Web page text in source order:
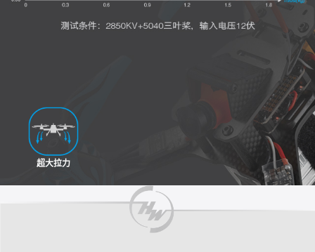
超大拉力